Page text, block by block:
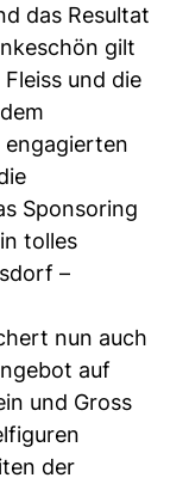
das Resultat
gilt
und die
engagierten
Sponsoring
tolles
–
nun auch
auf
und Gross
der